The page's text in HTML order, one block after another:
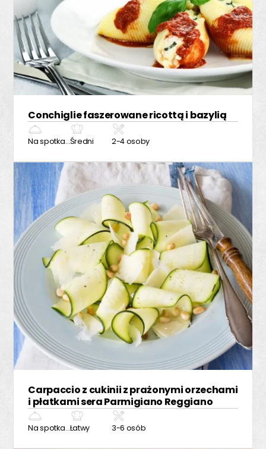
Conchiglie faszerowane ricottą i bazylią
Na spotkanie z przyjaciółmiŚredni 2-4 osoby
Carpaccio z cukinii z prażonymi orzechami
i płatkami sera Parmigiano Reggiano
Na spotkanie z przyjaciółmiŁatwy 3-6 osób